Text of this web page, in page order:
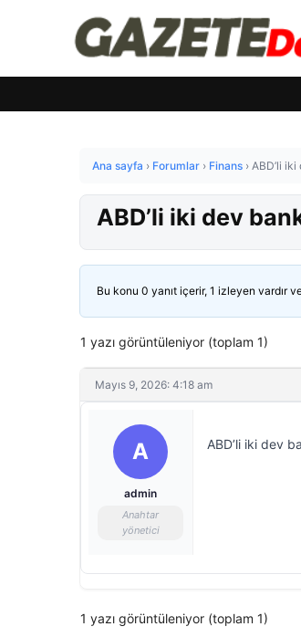
Ana sayfa › Forumlar › Finans › ABD’li iki
ABD’li iki dev
Bu konu 0 yanıt içerir, 1 izleyen vardır
1 yazı görüntüleniyor (toplam 1)
Mayıs 9, 2026: 4:18 am
A
admin
Anahtar
yönetici
ABD’li iki dev
1 yazı görüntüleniyor (toplam 1)